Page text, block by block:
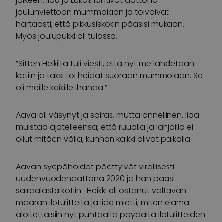
joulunviettoon mummolaan ja toivoivat
hartaasti, että pikkusiskokin pääsisi mukaan.
Myös joulupukki oli tulossa.
”Sitten Heikiltä tuli viesti, että nyt me lähdetään
kotiin ja taksi toi heidät suoraan mummolaan. Se
oli meille kaikille ihanaa.”
Aava oli väsynyt ja sairas, mutta onnellinen. Iida
muistaa ajatelleensa, että ruualla ja lahjoilla ei
ollut mitään väliä, kunhan kaikki olivat paikalla.
Aavan syöpähoidot päättyivät virallisesti
uudenvuodenaattona 2020 ja hän pääsi
sairaalasta kotiin. Heikki oli ostanut valtavan
määrän ilotulitteita ja Iida mietti, miten elämä
aloitettaisiin nyt puhtaalta pöydältä ilotulitteiden